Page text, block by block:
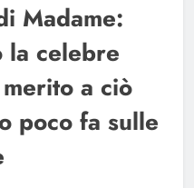
Madame:
la celebre
a ciò
poco fa sulle